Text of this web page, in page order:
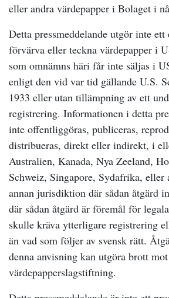
eller andra värdepapper i Bolaget i
Detta pressmeddelande utgör inte ett
förvärva eller teckna värdepapper i
som omnämns häri får inte säljas i
enligt den vid var tid gällande U.S.
1933 eller utan tillämpning av ett
registrering. Informationen i detta
inte offentliggöras, publiceras,
distribueras, direkt eller indirekt, i
Australien, Kanada, Nya Zeeland,
Schweiz, Singapore, Sydafrika, eller
annan jurisdiktion där sådan åtgärd
där sådan åtgärd är föremål för
skulle kräva ytterligare registrering
än vad som följer av svensk rätt.
denna anvisning kan utgöra brott
värdepapperslagstiftning.